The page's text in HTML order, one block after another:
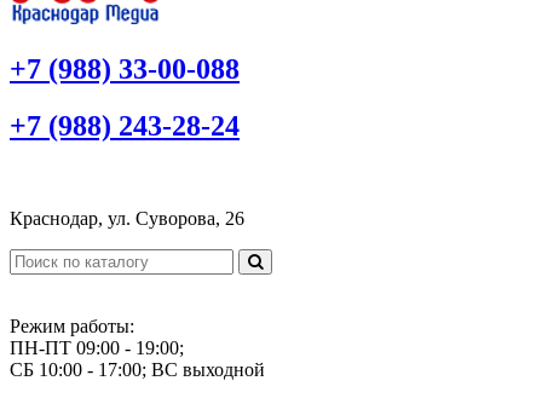
+7 (988) 33-00-088
+7 (988) 243-28-24
Краснодар, ул. Суворова, 26
Режим работы:
ПН-ПТ 09:00 - 19:00;
СБ 10:00 - 17:00; ВС выходной